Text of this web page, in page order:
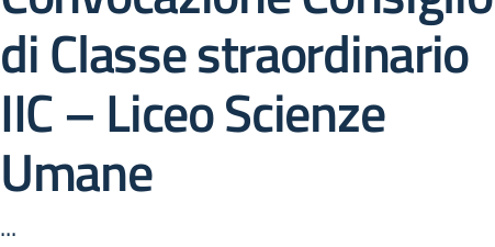
di Classe straordinario
IIC – Liceo Scienze
Umane
...